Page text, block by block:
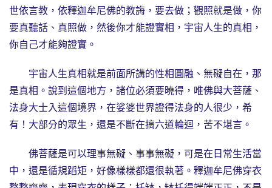
世依言教，依釋迦牟尼佛的教誨，要去做；觀照就是做，你
要真聽話、真照做，然後你才能證實相，宇宙人生的真相，
你自己才能夠證實。
宇宙人生真相就是前面所講的性相圓融、無礙自在，那
是真相。說到這個地方，諸位必須要曉得，唯佛與大菩薩、
法身大士入這個境界，在娑婆世界證得法身的人很少，希
有！大部分的眾生，還是不斷在搞六道輪迴，苦不堪言。
佛菩薩是可以理事無礙、事事無礙，可是在日常生活當
中，還是循規蹈矩，好像樣樣都還很執著。釋迦牟尼佛穿衣